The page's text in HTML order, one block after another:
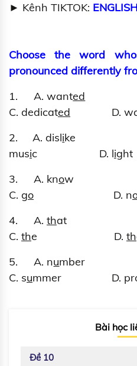
► Kênh TIKTOK:
Choose the word
pronounced differently
1. A. wanted B.
C. dedicated D.
2. A. dislike B.
music D. light
3. A. know
C. go D. n
4. A. that
C. the D. th
5. A. number
C. summer D.
Bài học
Đề 10